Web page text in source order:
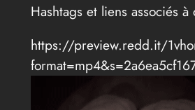
Hashtags et liens associés à
https://preview.redd.it/